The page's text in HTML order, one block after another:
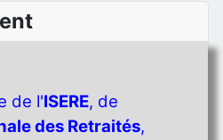
de l'ISERE, de
des Retraités,